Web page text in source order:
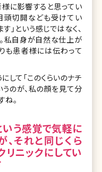
に影響すると思ってい
頭切開なども受けてい
」という感じではなく、
私自身が自然な仕上が
も患者様には伝わって
して「このくらいのナチ
うのが、私の顔を見て分
ね。
いう感覚で気軽に
それと同じくら
ニックにしてい